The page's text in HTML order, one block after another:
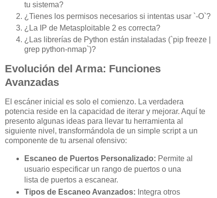
tu sistema?
¿Tienes los permisos necesarios si intentas usar `-O`?
¿La IP de Metasploitable 2 es correcta?
¿Las librerías de Python están instaladas (`pip freeze |
grep python-nmap`)?
Evolución del Arma: Funciones
Avanzadas
El escáner inicial es solo el comienzo. La verdadera
potencia reside en la capacidad de iterar y mejorar. Aquí te
presento algunas ideas para llevar tu herramienta al
siguiente nivel, transformándola de un simple script a un
componente de tu arsenal ofensivo:
Escaneo de Puertos Personalizado: Permite al
usuario especificar un rango de puertos o una
lista de puertos a escanear.
Tipos de Escaneo Avanzados: Integra otros